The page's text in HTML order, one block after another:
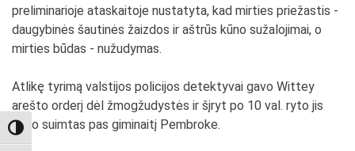
TOGGLE HIGH CONTRAST
preliminarioje ataskaitoje nustatyta, kad mirties priežastis -
daugybinės šautinės žaizdos ir aštrūs kūno sužalojimai, o
mirties būdas - nužudymas.
Atlikę tyrimą valstijos policijos detektyvai gavo Wittey
arešto orderį dėl žmogžudystės ir šįryt po 10 val. ryto jis
buvo suimtas pas giminaitį Pembroke.